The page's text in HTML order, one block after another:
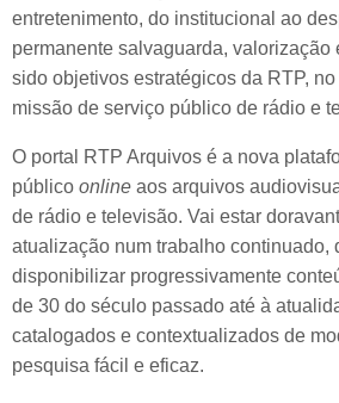
entretenimento, do institucional ao
permanente salvaguarda, valorização
sido objetivos estratégicos da RTP,
missão de serviço público de rádio e
O portal RTP Arquivos é a nova
público online aos arquivos
de rádio e televisão. Vai estar
atualização num trabalho continuado,
disponibilizar progressivamente
de 30 do século passado até à
catalogados e contextualizados de
pesquisa fácil e eficaz.